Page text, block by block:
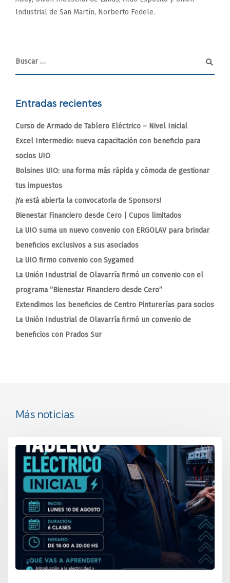
Industrial de San Martín, Norberto Fedele.
Entradas recientes
Curso de Armado de Tablero Eléctrico – Nivel Inicial
Excel Intermedio: nueva capacitación con beneficio para
socios UIO
Bolsines UIO: una forma más rápida y cómoda de gestionar
tus impuestos
¡Ya está abierta la convocatoria de Sponsors!
Bienestar Financiero desde Cero | Cupos limitados
La UIO suma un nuevo convenio con ERGOLAV para brindar
beneficios exclusivos a sus asociados
La UIO firmo convenio con Sygamed
La Unión Industrial de Olavarría firmó un convenio con el
programa “Bienestar Financiero desde Cero”
Extendimos los beneficios de Centro Pinturerías para socios
La Unión Industrial de Olavarría firmó un convenio de
beneficios con Prados Sur
Más noticias